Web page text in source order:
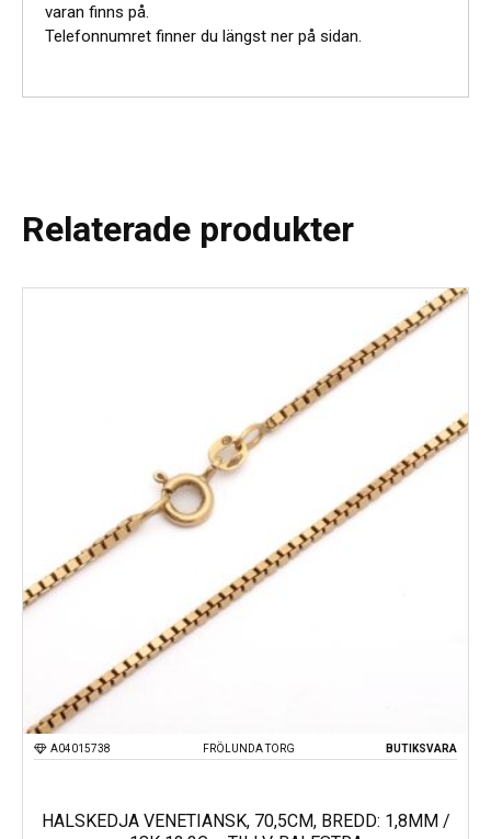
varan finns på.
Telefonnumret finner du längst ner på sidan.
Relaterade produkter
FRÖLUNDA TORG
A04015738 BUTIKSVARA
HALSKEDJA VENETIANSK, 70,5CM, BREDD: 1,8MM /